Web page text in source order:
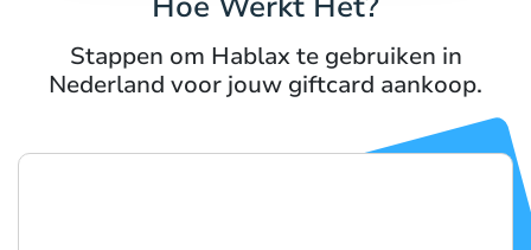
Stappen om Hablax te gebruiken in
Nederland voor jouw giftcard aankoop.